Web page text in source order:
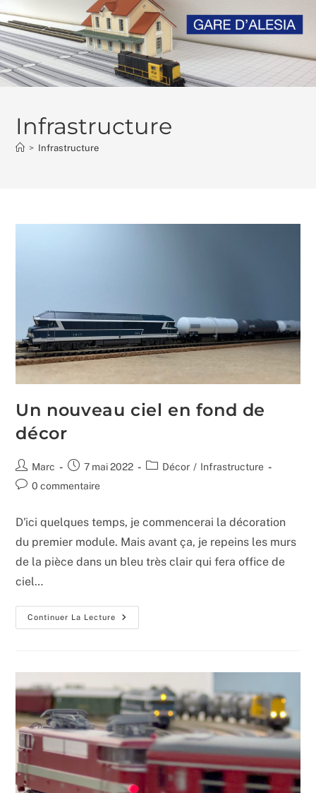
to
content
Infrastructure
> Infrastructure
Un nouveau ciel en fond de
décor
Auteur/autrice
de
Marc
Publication
publiée :
7 mai 2022
PostDécor / Infrastructure
Commentaires
publication :
0 commentaire
D'ici quelques temps, je commencerai la décoration
du premier module. Mais avant ça, je repeins les murs
de la pièce dans un bleu très clair qui fera office de
ciel…
Continuer La Lecture
Un
Nouveau